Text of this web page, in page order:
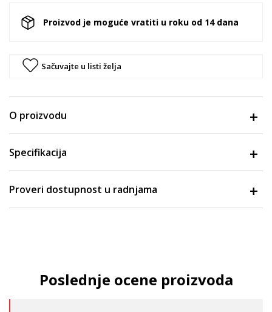
Proizvod je moguće vratiti u roku od 14 dana
Sačuvajte u listi želja
O proizvodu
Specifikacija
Proveri dostupnost u radnjama
Poslednje ocene proizvoda